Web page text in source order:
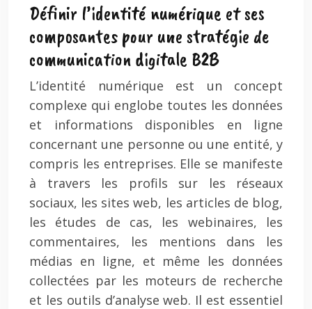
Définir l’identité numérique et ses
composantes pour une stratégie de
communication digitale B2B
L’identité numérique est un concept
complexe qui englobe toutes les données
et informations disponibles en ligne
concernant une personne ou une entité, y
compris les entreprises. Elle se manifeste
à travers les profils sur les réseaux
sociaux, les sites web, les articles de blog,
les études de cas, les webinaires, les
commentaires, les mentions dans les
médias en ligne, et même les données
collectées par les moteurs de recherche
et les outils d’analyse web. Il est essentiel